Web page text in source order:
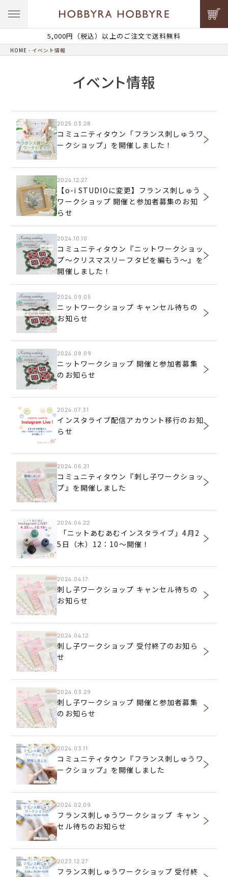
5,000円（税込）以上のご注文で送料無料
HOME イベント情報
イベント情報
2025.03.28
コミュニティタウン「フランス刺しゅうワ
ークショップ」を開催しました！
2024.12.27
【o-i STUDIOに変更】フランス刺しゅう
ワークショップ 開催と参加者募集のお知
らせ
2024.10.10
コミュニティタウン『ニットワークショッ
プ～クリスマスリーフタピを編もう～』を
開催しました！
2024.09.05
ニットワークショップ キャンセル待ちの
お知らせ
2024.08.09
ニットワークショップ 開催と参加者募集
のお知らせ
2024.07.31
インスタライブ配信アカウント移行のお知
らせ
2024.06.21
コミュニティタウン『刺し子ワークショッ
プ』を開催しました
2024.04.22
「ニットあむあむインスタライブ」4月2
5日（木）12：10～開催！
2024.04.17
刺し子ワークショップ キャンセル待ちの
お知らせ
2024.04.12
刺し子ワークショップ 受付終了のお知ら
せ
2024.03.29
刺し子ワークショップ 開催と参加者募集
のお知らせ
2024.03.11
コミュニティタウン『フランス刺しゅうワ
ークショップ』を開催しました
2024.02.09
フランス刺しゅうワークショップ キャン
セル待ちのお知らせ
2023.12.27
フランス刺しゅうワークショップ 受付終